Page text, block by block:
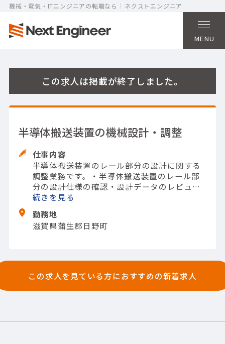
機械・電気・ITエンジニアの転職なら ネクストエンジニア
MENU
この求人は掲載が終了しました。
半導体搬送装置の機械設計・調整
仕事内容
半導体搬送装置のレール部分の設計に関する
調整業務です。
・半導体搬送装置のレール部
分の設計仕様の確認 ・設計データのレビュー
および修正提案
試作およびフィードバックによる設計改善
【担当製品】(機械)産業用ロボット
続きを
勤務地
滋賀県蒲生郡日野町
この求人を見ている方におすすめの新着求人